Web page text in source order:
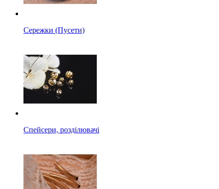
Сережки (Пусети)
Спейсери, розділювачі